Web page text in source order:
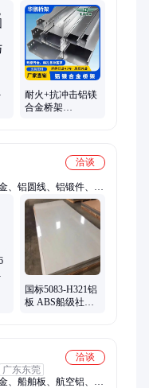
耐火+抗冲击铝镁
合金桥架
洽谈
、铝圆线、铝锻件、
铝棒、铝厚板、车光
精抽料、超平板、冲压
6005圆棒
国标5083-H321铝
板 ABS船级社认
洽谈
广东东莞
、船舶板、航空铝、铝